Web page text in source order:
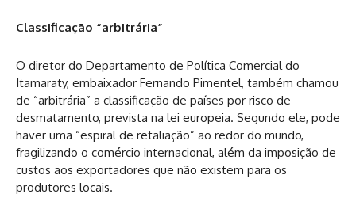
Classificação “arbitrária”
O diretor do Departamento de Política Comercial do
Itamaraty, embaixador Fernando Pimentel, também chamou
de “arbitrária” a classificação de países por risco de
desmatamento, prevista na lei europeia. Segundo ele, pode
haver uma “espiral de retaliação” ao redor do mundo,
fragilizando o comércio internacional, além da imposição de
custos aos exportadores que não existem para os
produtores locais.